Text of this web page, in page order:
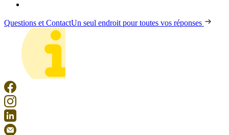
Questions et ContactUn seul endroit pour toutes vos réponses